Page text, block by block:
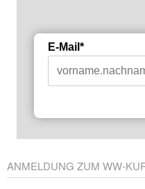
E-Mail*
ANMELDUNG ZUM WW-